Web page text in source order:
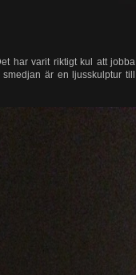
har varit riktigt kul att jobba
är en ljusskulptur till